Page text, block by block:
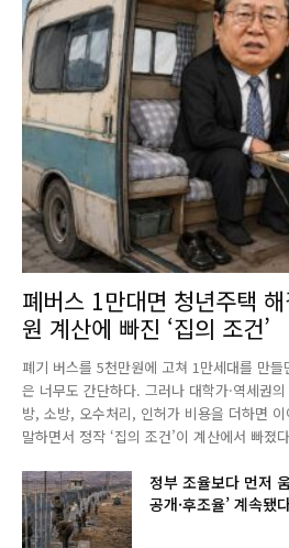
폐버스 1만대면 청년주택
원 계산에 빠진 ‘집의 조건’
폐기 버스를 5천만원에 고쳐 1만세대를 만
은 너무도 간단하다. 그러나 대학가·역세권
방, 소방, 오수처리, 인허가 비용을 더하면
말하면서 정작 ‘집의 조건’이 계산에서 빠졌
정부 조율보다 먼저
공개·후조율’ 계속됐